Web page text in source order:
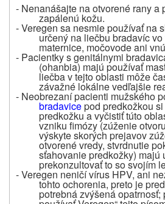
- Nenanášajte na otvorené rany a
zapálenú kožu.
- Veregen sa nesmie používať na
určený na liečbu bradavíc
maternice, močovode ani
- Pacientky s genitálnymi
(ohanbia) majú používať
liečba v tejto oblasti môže
závažné lokálne vedľajšie
- Neobrezaní pacienti mužského
bradavicepod predkožkou
predkožku a vyčistiť túto
vzniku fimózy (zúženie
výskyte skorých prejavov
otvorené vredy, stvrdnutie
sťahovanie predkožky) majú
prekonzultovať to so svojím
- Veregen neničí vírus HPV, ani
tohto ochorenia, preto je
potrebná zvýšená opatrnosť;